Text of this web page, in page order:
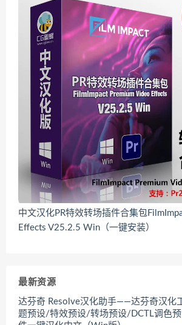
中文汉化PR特效转场插件合集包
Effects V25.2.5 Win（一键安装）
最新资源
达芬奇 Resolve汉化助手——达芬奇汉化
题预设/特效预设/转场预设/DCTL调色